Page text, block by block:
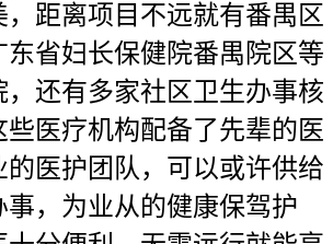
，距离项目不远就有番禺区
东省妇长保健院番禺院区等
，还有多家社区卫生办事核
些医疗机构配备了先辈的医
的医护团队，可以或许供给
，为业从的健康保驾护